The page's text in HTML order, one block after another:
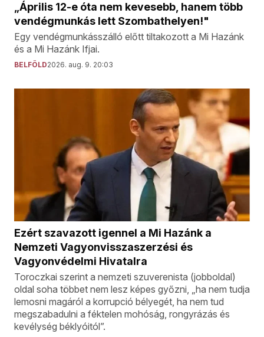
„Április 12-e óta nem kevesebb, hanem több
vendégmunkás lett Szombathelyen!"
Egy vendégmunkásszálló előtt tiltakozott a Mi Hazánk
és a Mi Hazánk Ifjai.
BELFÖLD2026. aug. 9. 20:03
Ezért szavazott igennel a Mi Hazánk a
Nemzeti Vagyonvisszaszerzési és
Vagyonvédelmi Hivatalra
Toroczkai szerint a nemzeti szuverenista (jobboldal)
oldal soha többet nem lesz képes győzni, „ha nem tudja
lemosni magáról a korrupció bélyegét, ha nem tud
megszabadulni a féktelen mohóság, rongyrázás és
kevélység béklyóitól”.